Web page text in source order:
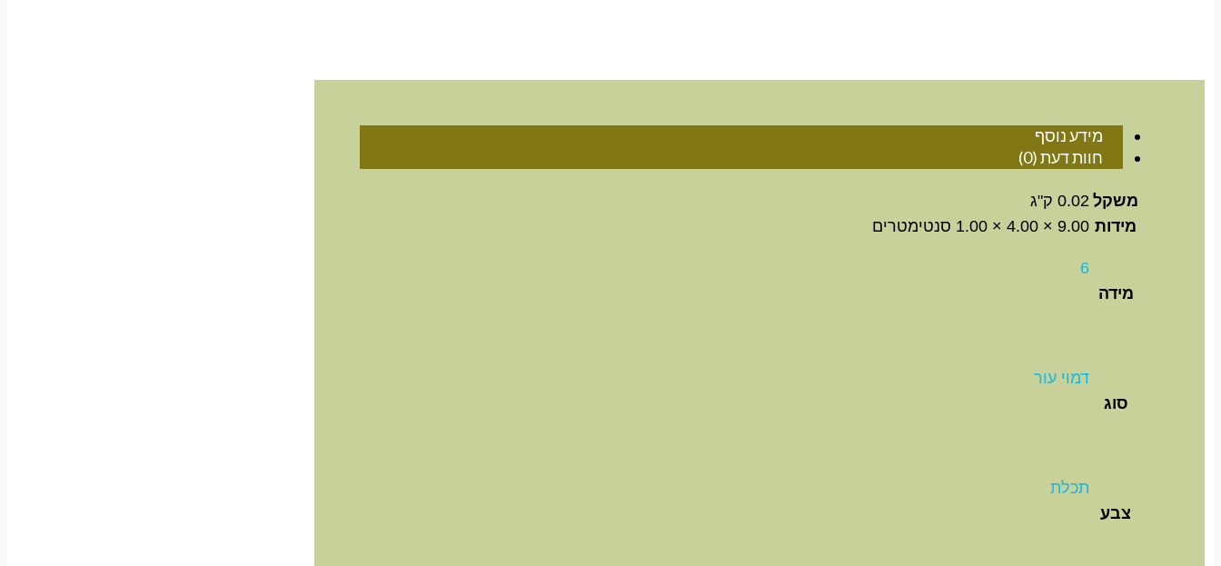
מידע נוסף
חוות דעת (0)
משקל 0.02 ק"ג
מידות 9.00 × 4.00 × 1.00 סנטימטרים
מידה
6
סוג
דמוי עור
צבע
תכלת